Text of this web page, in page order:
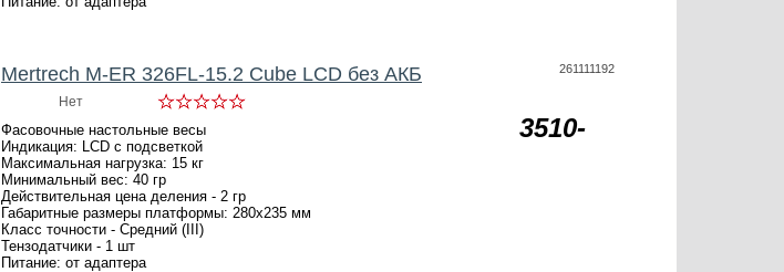
Mertrech M-ER 326FL-15.2 Cube LCD без АКБ
Нет
Фасовочные настольные весы
Индикация: LCD с подсветкой
Максимальная нагрузка: 15 кг
Минимальный вес: 40 гр
Действительная цена деления - 2 гр
Габаритные размеры платформы: 280х235 мм
Класс точности - Средний (III)
Тензодатчики - 1 шт
Питание: от адаптера
261111192
3510-